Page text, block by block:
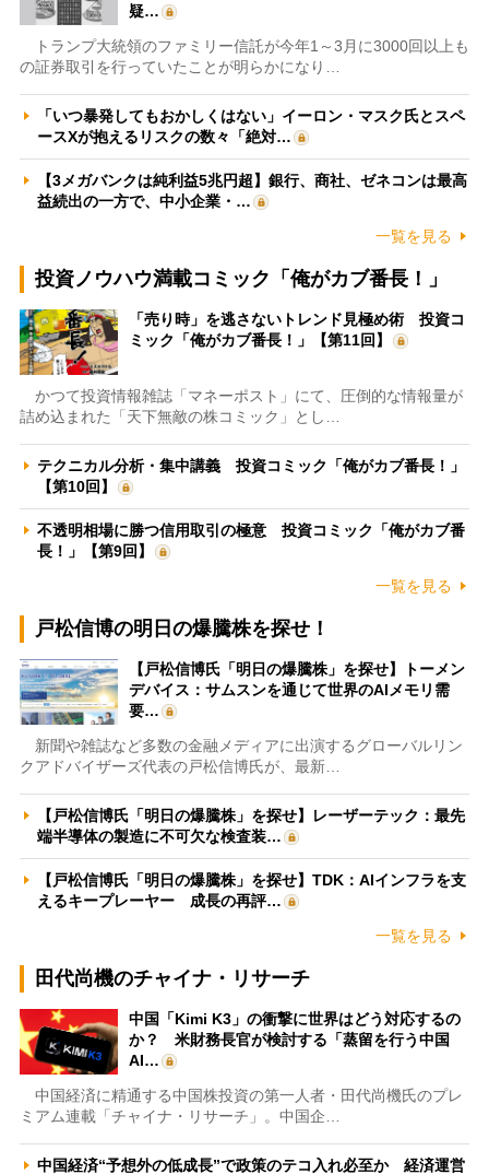
疑…
トランプ大統領のファミリー信託が今年1～3月に3000回以上も
の証券取引を行っていたことが明らかになり…
「いつ暴発してもおかしくはない」イーロン・マスク氏とスペ
ースXが抱えるリスクの数々「絶対…
【3メガバンクは純利益5兆円超】銀行、商社、ゼネコンは最高
益続出の一方で、中小企業・…
一覧を見る
投資ノウハウ満載コミック「俺がカブ番長！」
「売り時」を逃さないトレンド見極め術 投資コ
ミック「俺がカブ番長！」【第11回】
かつて投資情報雑誌「マネーポスト」にて、圧倒的な情報量が
詰め込まれた「天下無敵の株コミック」とし…
テクニカル分析・集中講義 投資コミック「俺がカブ番長！」
【第10回】
不透明相場に勝つ信用取引の極意 投資コミック「俺がカブ番
長！」【第9回】
一覧を見る
戸松信博の明日の爆騰株を探せ！
【戸松信博氏「明日の爆騰株」を探せ】トーメン
デバイス：サムスンを通じて世界のAIメモリ需
要…
新聞や雑誌など多数の金融メディアに出演するグローバルリン
クアドバイザーズ代表の戸松信博氏が、最新…
【戸松信博氏「明日の爆騰株」を探せ】レーザーテック：最先
端半導体の製造に不可欠な検査装…
【戸松信博氏「明日の爆騰株」を探せ】TDK：AIインフラを支
えるキープレーヤー 成長の再評…
一覧を見る
田代尚機のチャイナ・リサーチ
中国「Kimi K3」の衝撃に世界はどう対応するの
か？ 米財務長官が検討する「蒸留を行う中国
AI…
中国経済に精通する中国株投資の第一人者・田代尚機氏のプレ
ミアム連載「チャイナ・リサーチ」。中国企…
中国経済“予想外の低成長”で政策のテコ入れ必至か 経済運営